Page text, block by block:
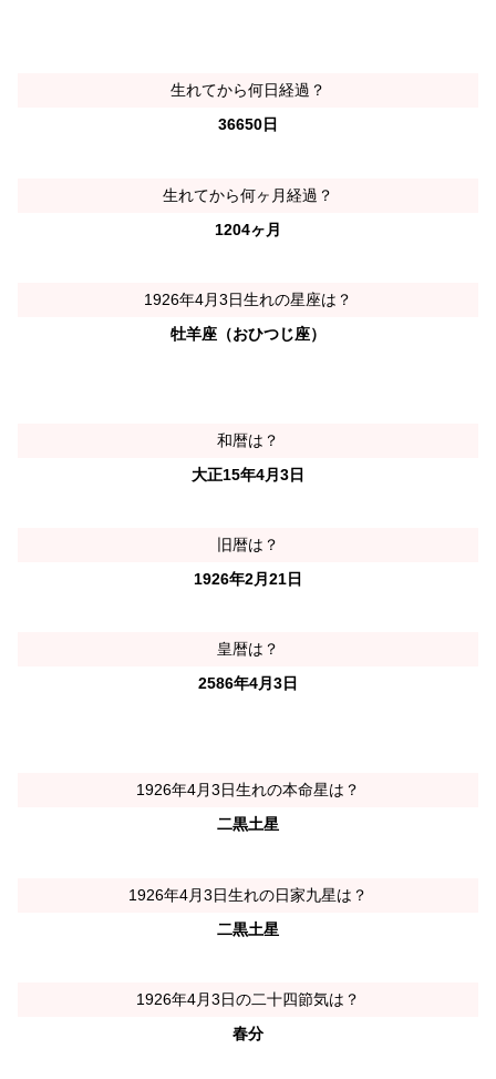
生れてから何日経過？
36650日
生れてから何ヶ月経過？
1204ヶ月
1926年4月3日生れの星座は？
牡羊座（おひつじ座）
和暦は？
大正15年4月3日
旧暦は？
1926年2月21日
皇暦は？
2586年4月3日
1926年4月3日生れの本命星は？
二黒土星
1926年4月3日生れの日家九星は？
二黒土星
1926年4月3日の二十四節気は？
春分